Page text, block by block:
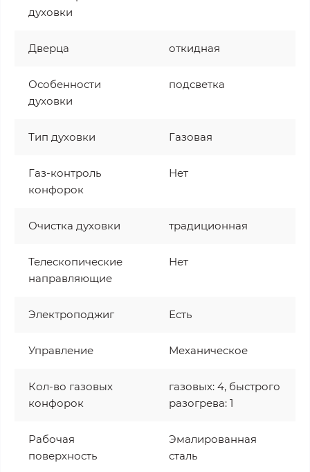
духовки
Дверца откидная
Особенности
духовки
подсветка
Тип духовки Газовая
Газ-контроль
конфорок
Нет
Очистка духовки традиционная
Телескопические
направляющие
Нет
Электроподжиг Есть
Управление Механическое
Кол-во газовых
конфорок
газовых: 4, быстрого
разогрева: 1
Рабочая
поверхность
Эмалированная
сталь